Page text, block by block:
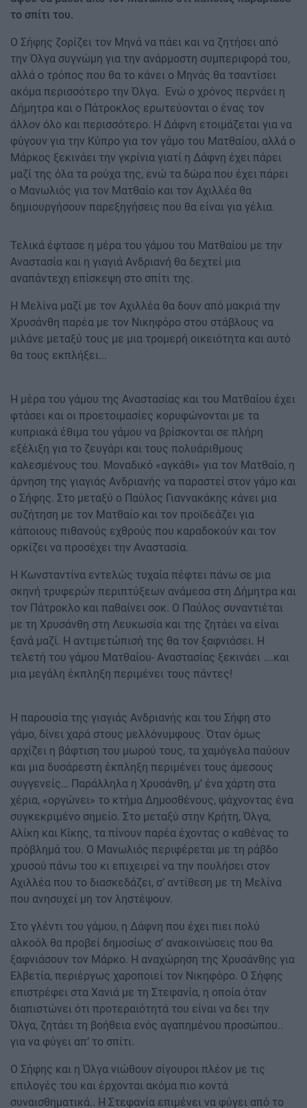
το σπίτι του.
Ο Σήφης ζορίζει τον Μηνά να πάει και να ζητήσει από
την Όλγα συγνώμη για την ανάρμοστη συμπεριφορά του,
αλλά ο τρόπος που θα το κάνει ο Μηνάς θα τσαντίσει
ακόμα περισσότερο την Όλγα. Ενώ ο χρόνος περνάει η
Δήμητρα και ο Πάτροκλος ερωτεύονται ο ένας τον
άλλον όλο και περισσότερο. Η Δάφνη ετοιμάζεται για να
φύγουν για την Κύπρο για τον γάμο του Ματθαίου, αλλά ο
Μάρκος ξεκινάει την γκρίνια γιατί η Δάφνη έχει πάρει
μαζί της όλα τα ρούχα της, ενώ τα δώρα που έχει πάρει
ο Μανωλιός για τον Ματθαίο και τον Αχιλλέα θα
δημιουργήσουν παρεξηγήσεις που θα είναι για γέλια.
Τελικά έφτασε η μέρα του γάμου του Ματθαίου με την
Αναστασία και η γιαγιά Ανδριανή θα δεχτεί μια
αναπάντεχη επίσκεψη στο σπίτι της.
Η Μελίνα μαζί με τον Αχιλλέα θα δουν από μακριά την
Χρυσάνθη παρέα με τον Νικηφόρο στου στάβλους να
μιλάνε μεταξύ τους με μια τρομερή οικειότητα και αυτό
θα τους εκπλήξει...
Η μέρα του γάμου της Αναστασίας και του Ματθαίου έχει
φτάσει και οι προετοιμασίες κορυφώνονται με τα
κυπριακά έθιμα του γάμου να βρίσκονται σε πλήρη
εξέλιξη για το ζευγάρι και τους πολυάριθμους
καλεσμένους του. Μοναδικό «αγκάθι» για τον Ματθαίο, η
άρνηση της γιαγιάς Ανδριανής να παραστεί στον γάμο και
ο Σήφης. Στο μεταξύ ο Παύλος Γιαννακάκης κάνει μια
συζήτηση με τον Ματθαίο και τον προϊδεάζει για
κάποιους πιθανούς εχθρούς που καραδοκούν και τον
ορκίζει να προσέχει την Αναστασία.
Η Κωνσταντίνα εντελώς τυχαία πέφτει πάνω σε μια
σκηνή τρυφερών περιπτύξεων ανάμεσα στη Δήμητρα και
τον Πάτροκλο και παθαίνει σοκ. Ο Παύλος συναντιέται
με τη Χρυσάνθη στη Λευκωσία και της ζητάει να είναι
ξανά μαζί. Η αντιμετώπισή της θα τον ξαφνιάσει. Η
τελετή του γάμου Ματθαίου- Αναστασίας ξεκινάει ….και
μια μεγάλη έκπληξη περιμένει τους πάντες!
Η παρουσία της γιαγιάς Ανδριανής και του Σήφη στο
γάμο, δίνει χαρά στους μελλόνυμφους. Όταν όμως
αρχίζει η βάφτιση του μωρού τους, τα χαμόγελα παύουν
και μια δυσάρεστη έκπληξη περιμένει τους άμεσους
συγγενείς… Παράλληλα η Χρυσάνθη, μ’ ένα χάρτη στα
χέρια, «οργώνει» το κτήμα Δημοσθένους, ψάχνοντας ένα
συγκεκριμένο σημείο. Στο μεταξύ στην Κρήτη, Όλγα,
Αλίκη και Κίκης, τα πίνουν παρέα έχοντας ο καθένας το
πρόβλημά του. Ο Μανωλιός περιφέρεται με τη ράβδο
χρυσού πάνω του κι επιχειρεί να την πουλήσει στον
Αχιλλέα που το διασκεδάζει, σ’ αντίθεση με τη Μελίνα
που ανησυχεί μη τον ληστέψουν.
Στο γλέντι του γάμου, η Δάφνη που έχει πιει πολύ
αλκοόλ θα προβεί δημοσίως σ’ ανακοινώσεις που θα
ξαφνιάσουν τον Μάρκο. Η αναχώρηση της Χρυσάνθης για
Ελβετία, περιέργως χαροποιεί τον Νικηφόρο. Ο Σήφης
επιστρέφει στα Χανιά με τη Στεφανία, η οποία όταν
διαπιστώνει ότι προτεραιότητά του είναι να δει την
Όλγα, ζητάει τη βοήθεια ενός αγαπημένου προσώπου..
για να φύγει απ’ το σπίτι.
Ο Σήφης και η Όλγα νιώθουν σίγουροι πλέον με τις
επιλογές του και έρχονται ακόμα πιο κοντά
συναισθηματικά.. Η Στεφανία επιμένει να φύγει από το